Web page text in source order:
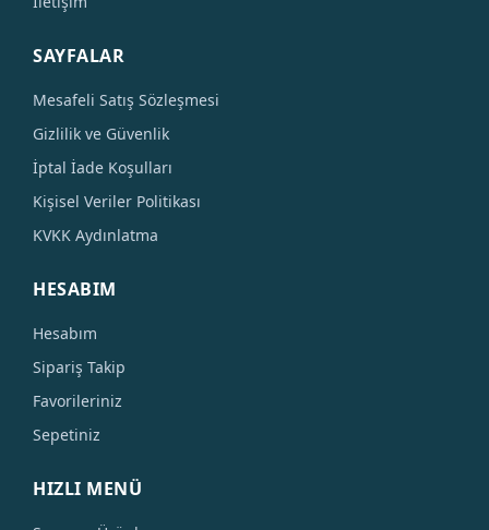
SAYFALAR
Mesafeli Satış Sözleşmesi
Gizlilik ve Güvenlik
İptal İade Koşulları
Kişisel Veriler Politikası
KVKK Aydınlatma
HESABIM
Hesabım
Sipariş Takip
Favorileriniz
Sepetiniz
HIZLI MENÜ